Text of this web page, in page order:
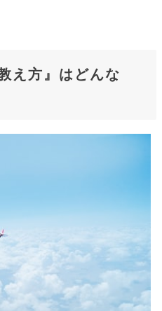
え方』はどんな